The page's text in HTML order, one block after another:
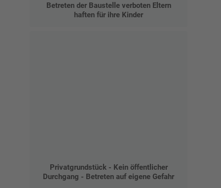
Betreten der Baustelle verboten Eltern
haften für ihre Kinder
Privatgrundstück - Kein öffentlicher
Durchgang - Betreten auf eigene Gefahr